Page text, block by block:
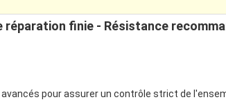
réparation finie - Résistance
pour assurer un contrôle strict de